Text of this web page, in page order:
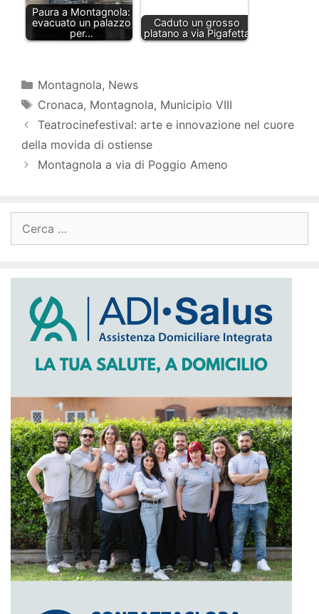
Paura a Montagnola:
evacuato un palazzo
per…
Caduto un grosso
platano a via Pigafetta
Categorie
Montagnola, News
Tag
Cronaca, Montagnola, Municipio VIII
Teatrocinefestival: arte e innovazione nel cuore
della movida di ostiense
Montagnola a via di Poggio Ameno
per: